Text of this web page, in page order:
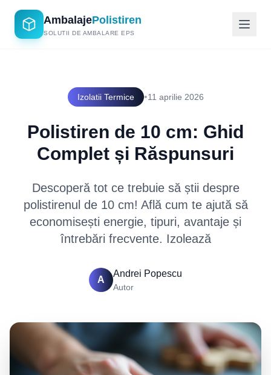
AmbalajePolistiren
SOLUTII DE AMBALARE EPS
Izolatii Termice •11 aprilie 2026
Polistiren de 10 cm: Ghid
Complet și Răspunsuri
Descoperă tot ce trebuie să știi despre
polistirenul de 10 cm! Află cum te ajută să
economisești energie, tipuri, avantaje și
întrebări frecvente. Izolează
A
Andrei Popescu
Autor